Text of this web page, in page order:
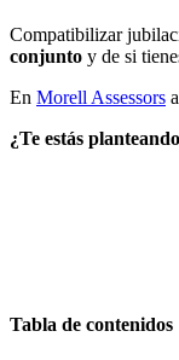
Compatibilizar
conjunto y de si
En Morell Assessors
¿Te estás
Tabla de contenidos